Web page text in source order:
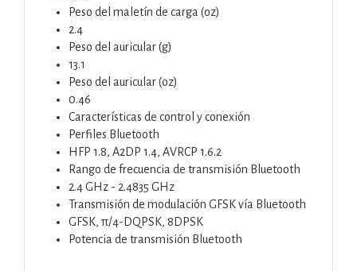
Peso del maletín de carga (oz)
2.4
Peso del auricular (g)
13.1
Peso del auricular (oz)
0.46
Características de control y conexión
Perfiles Bluetooth
HFP 1.8, A2DP 1.4, AVRCP 1.6.2
Rango de frecuencia de transmisión Bluetooth
2.4 GHz - 2.4835 GHz
Transmisión de modulación GFSK vía Bluetooth
GFSK, π/4-DQPSK, 8DPSK
Potencia de transmisión Bluetooth